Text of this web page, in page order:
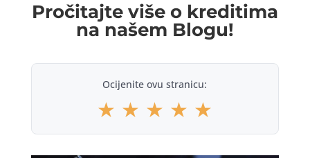
Pročitajte više o kreditima
na našem Blogu!
Ocijenite ovu stranicu:
★ ★ ★ ★ ★